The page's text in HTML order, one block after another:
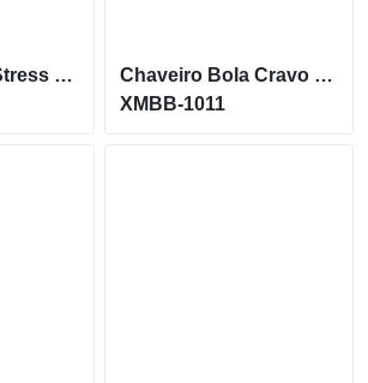
Chaveiro Anti-Stress Bola Vinil Vôlei Personalizado XMBB-1053
Chaveiro Bola Cravo em Vinil Personalizado XMBB-1011
XMBB-1011